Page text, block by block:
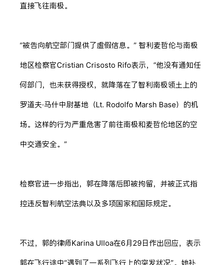
直接飞往南极。
“被告向航空部门提供了虚假信息。” 智利麦哲伦与南极
地区检察官Cristian Crisosto Rifo表示，“他没有通知任
何部门，也未获得授权，就降落在了智利南极领土上的
罗道夫·马什中尉基地（Lt. Rodolfo Marsh Base）的机
场。这样的行为严重危害了前往南极和麦哲伦地区的空
中交通安全。”
检察官进一步指出，郭在降落后即被拘留，并被正式指
控违反智利航空法典以及多项国家和国际规定。
不过，郭的律师Karina Ulloa在6月29日作出回应，表示
郭在飞行途中“遇到了一系列飞行上的突发状况”。她补